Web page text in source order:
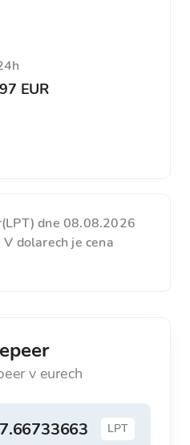
EUR
dne 08.08.2026
dolarech je cena
v eurech
LPT